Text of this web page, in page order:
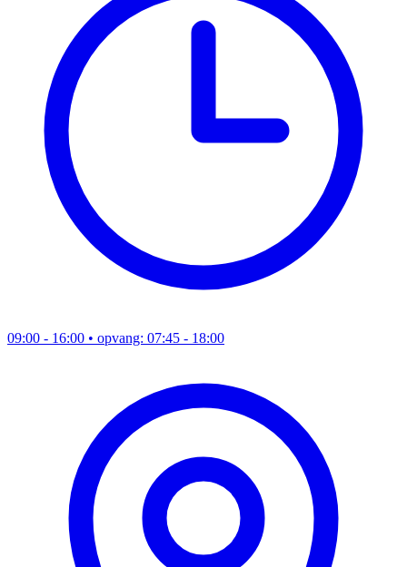
09:00 - 16:00 • opvang: 07:45 - 18:00